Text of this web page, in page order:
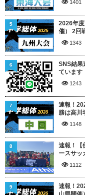
1401
2026年
催） 2回
1343
5
SNS結果
ています
1243
6
速報！
勝は高川
1148
7
速報！【
ースサッ
1112
8
速報！
9